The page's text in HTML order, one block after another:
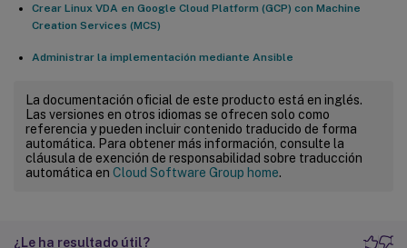
Crear Linux VDA en Google Cloud Platform (GCP) con Machine
Creation Services (MCS)
Administrar la implementación mediante Ansible
La documentación oficial de este producto está en inglés.
Las versiones en otros idiomas se ofrecen solo como
referencia y pueden incluir contenido traducido de forma
automática. Para obtener más información, consulte la
cláusula de exención de responsabilidad sobre traducción
automática en Cloud Software Group home.
¿Le ha resultado útil?